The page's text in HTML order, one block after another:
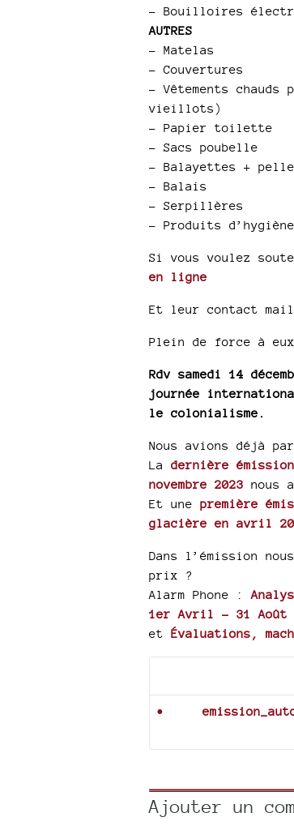
– Bouilloires
AUTRES
– Matelas
– Couvertures
– Vêtements chauds
vieillots)
– Papier toilette
– Sacs poubelle
– Balayettes +
– Balais
– Serpillères
– Produits
Si vous voulez
en ligne
Et leur contact mail
Plein de force à
Rdv samedi 14
journée
le colonialisme.
Nous avions déjà
La dernière
novembre 2023 nous
Et une première
glacière en avril
Dans l’émission
prix ?
Alarm Phone :
1er Avril - 31 Août
et Évaluations,
Ajouter un